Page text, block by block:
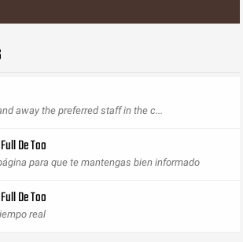
away the preferred staff in the c...
De Too
para que te mantengas bien informado
De Too
real